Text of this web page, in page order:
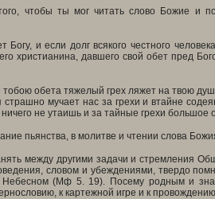
чтобы ты мог читать слово Божие и
Богу, и если долг всякого честного
христианина, давшего свой обет пред
обета тяжелый грех ляжет на твою
страшно мучает нас за грехи и втайне
ничего не утаишь и за тайные грехи
пьянства, в молитве и чтении слова
между другими задачи и стремления
словом и убеждениями, твердо
Небесном (Мф 5. 19). Посему родным и
к картежной игре и к